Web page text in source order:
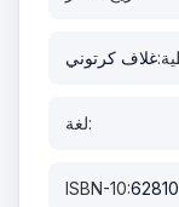
غلاف كرتوني
لغة:
ISBN-10: